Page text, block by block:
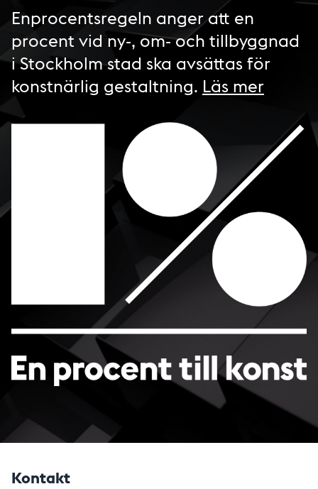
Enprocentsregeln anger att en
procent vid ny-, om- och tillbyggnad
i Stockholm stad ska avsättas för
konstnärlig gestaltning. Läs mer
Kontakt